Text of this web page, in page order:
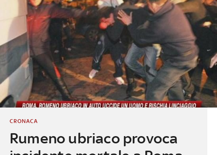
Rumeno ubriaco provoca
CRONACA